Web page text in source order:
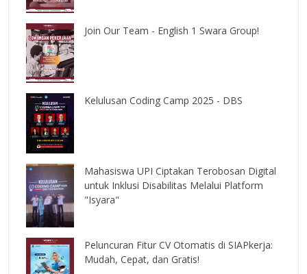
Join Our Team - English 1 Swara Group!
Kelulusan Coding Camp 2025 - DBS
Mahasiswa UPI Ciptakan Terobosan Digital
untuk Inklusi Disabilitas Melalui Platform
"Isyara"
Peluncuran Fitur CV Otomatis di SIAPkerja:
Mudah, Cepat, dan Gratis!